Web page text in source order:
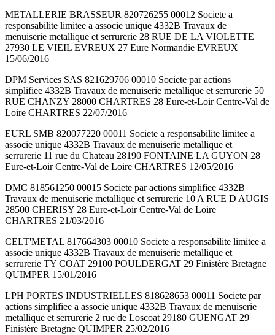
METALLERIE BRASSEUR 820726255 00012 Societe a
responsabilite limitee a associe unique 4332B Travaux de
menuiserie metallique et serrurerie 28 RUE DE LA VIOLETTE
27930 LE VIEIL EVREUX 27 Eure Normandie EVREUX
15/06/2016
DPM Services SAS 821629706 00010 Societe par actions
simplifiee 4332B Travaux de menuiserie metallique et serrurerie 50
RUE CHANZY 28000 CHARTRES 28 Eure-et-Loir Centre-Val de
Loire CHARTRES 22/07/2016
EURL SMB 820077220 00011 Societe a responsabilite limitee a
associe unique 4332B Travaux de menuiserie metallique et
serrurerie 11 rue du Chateau 28190 FONTAINE LA GUYON 28
Eure-et-Loir Centre-Val de Loire CHARTRES 12/05/2016
DMC 818561250 00015 Societe par actions simplifiee 4332B
Travaux de menuiserie metallique et serrurerie 10 A RUE D AUGIS
28500 CHERISY 28 Eure-et-Loir Centre-Val de Loire
CHARTRES 21/03/2016
CELT'METAL 817664303 00010 Societe a responsabilite limitee a
associe unique 4332B Travaux de menuiserie metallique et
serrurerie TY COAT 29100 POULDERGAT 29 Finistère Bretagne
QUIMPER 15/01/2016
LPH PORTES INDUSTRIELLES 818628653 00011 Societe par
actions simplifiee a associe unique 4332B Travaux de menuiserie
metallique et serrurerie 2 rue de Loscoat 29180 GUENGAT 29
Finistère Bretagne QUIMPER 25/02/2016